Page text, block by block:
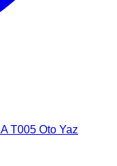
T005 Oto Yaz